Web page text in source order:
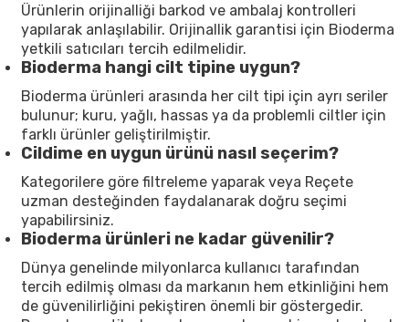
Ürünlerin orijinalliği barkod ve ambalaj kontrolleri
yapılarak anlaşılabilir. Orijinallik garantisi için Bioderma
yetkili satıcıları tercih edilmelidir.
Bioderma hangi cilt tipine uygun?
Bioderma ürünleri arasında her cilt tipi için ayrı seriler
bulunur; kuru, yağlı, hassas ya da problemli ciltler için
farklı ürünler geliştirilmiştir.
Cildime en uygun ürünü nasıl seçerim?
Kategorilere göre filtreleme yaparak veya Reçete
uzman desteğinden faydalanarak doğru seçimi
yapabilirsiniz.
Bioderma ürünleri ne kadar güvenilir?
Dünya genelinde milyonlarca kullanıcı tarafından
tercih edilmiş olması da markanın hem etkinliğini hem
de güvenilirliğini pekiştiren önemli bir göstergedir.